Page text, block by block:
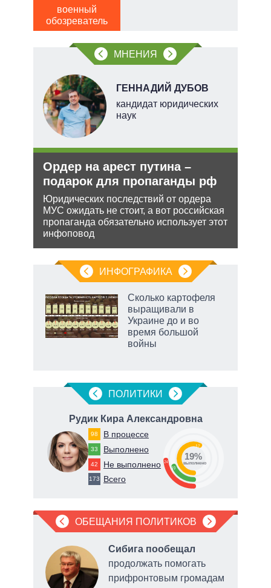
военный
обозреватель
МНЕНИЯ
ГЕННАДИЙ ДУБОВ
кандидат юридических
наук
Ордер на арест путина –
подарок для пропаганды рф
Юридических последствий от ордера
МУС ожидать не стоит, а вот российская
пропаганда обязательно использует этот
инфоповод
ИНФОГРАФИКА
Сколько картофеля
выращивали в
Украине до и во
время большой
войны
ПОЛИТИКИ
Рудик Кира Александровна
98 В процессе
33 Выполнено
42 Не выполнено
173 Всего
24
19
57
19%
выполнено
ОБЕЩАНИЯ ПОЛИТИКОВ
Сибига пообещал
продолжать помогать
прифронтовым громадам